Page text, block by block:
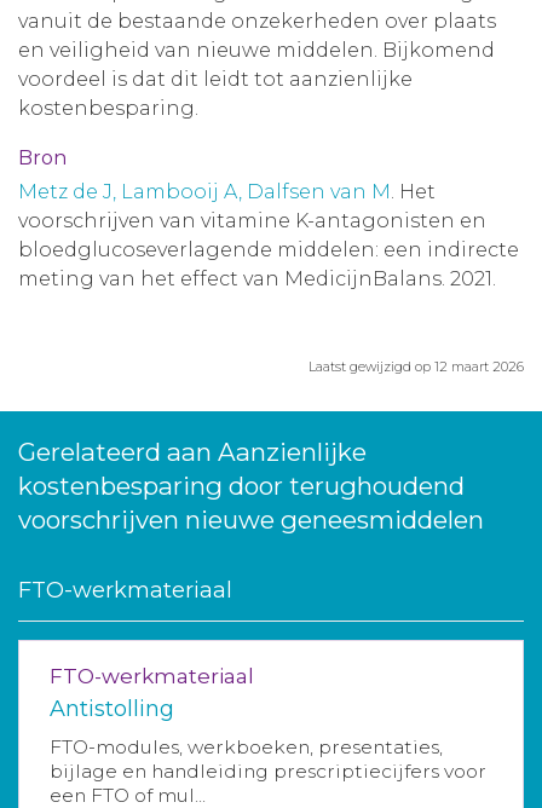
vanuit de bestaande onzekerheden over plaats
en veiligheid van nieuwe middelen. Bijkomend
voordeel is dat dit leidt tot aanzienlijke
kostenbesparing.
Bron
Metz de J, Lambooij A, Dalfsen van M. Het
voorschrijven van vitamine K-antagonisten en
bloedglucoseverlagende middelen: een indirecte
meting van het effect van MedicijnBalans. 2021.
Laatst gewijzigd op 12 maart 2026
Gerelateerd aan Aanzienlijke
kostenbesparing door terughoudend
voorschrijven nieuwe geneesmiddelen
FTO-werkmateriaal
FTO-werkmateriaal
Antistolling
FTO-modules, werkboeken, presentaties,
bijlage en handleiding prescriptiecijfers voor
een FTO of mul...